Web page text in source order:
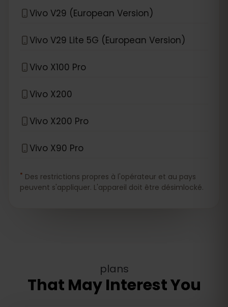
Vivo V29 (European Version)
Vivo V29 Lite 5G (European Version)
Vivo X100 Pro
Vivo X200
Vivo X200 Pro
Vivo X90 Pro
* Des restrictions propres à l'opérateur et au pays
peuvent s'appliquer. L'appareil doit être désimlocké.
plans
That May Interest You